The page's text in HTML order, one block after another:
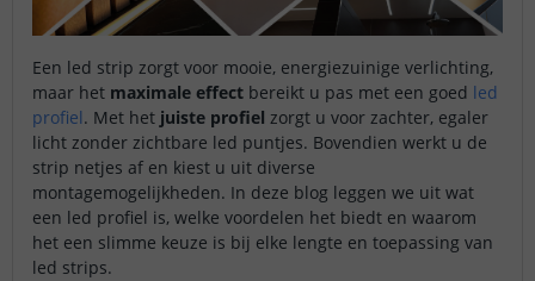
Een led strip zorgt voor mooie, energiezuinige verlichting,
maar het maximale effect bereikt u pas met een goed led
profiel. Met het juiste profiel zorgt u voor zachter, egaler
licht zonder zichtbare led puntjes. Bovendien werkt u de
strip netjes af en kiest u uit diverse
montagemogelijkheden. In deze blog leggen we uit wat
een led profiel is, welke voordelen het biedt en waarom
het een slimme keuze is bij elke lengte en toepassing van
led strips.